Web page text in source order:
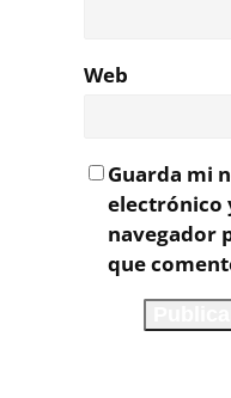
Web
Guarda mi
electrónico
navegador
que